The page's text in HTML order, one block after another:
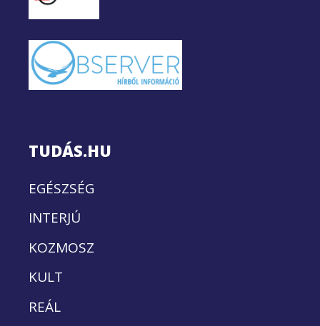
TUDÁS.HU
EGÉSZSÉG
INTERJÚ
KOZMOSZ
KULT
REÁL